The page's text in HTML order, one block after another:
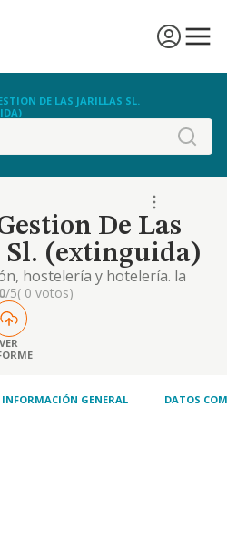
DE LAS JARILLAS SL.
De Las
(extinguida)
hostelería y hotelería. la
todo tipo de eventos,
para particulares o
banquetes, fiestas,
nacionales e
seminarios, etc. el
0/5( 0 votos)
VER
INFORMACIÓN GENERAL DATOS